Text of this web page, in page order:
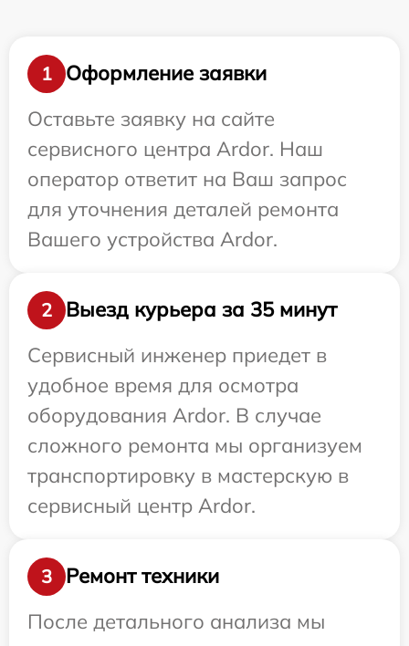
1
Оформление заявки
Оставьте заявку на сайте
сервисного центра Ardor. Наш
оператор ответит на Ваш запрос
для уточнения деталей ремонта
Вашего устройства Ardor.
2
Выезд курьера за 35 минут
Сервисный инженер приедет в
удобное время для осмотра
оборудования Ardor. В случае
сложного ремонта мы организуем
транспортировку в мастерскую в
сервисный центр Ardor.
3
Ремонт техники
После детального анализа мы